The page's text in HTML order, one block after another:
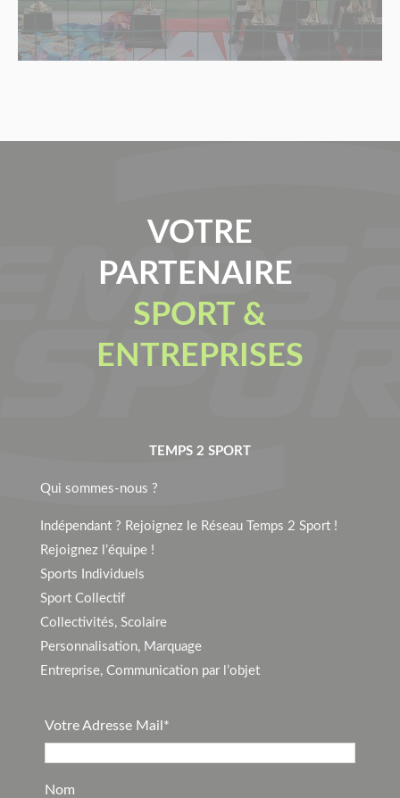
VOTRE
PARTENAIRE
SPORT &
ENTREPRISES
TEMPS 2 SPORT
Qui sommes-nous ?
Indépendant ? Rejoignez le Réseau Temps 2 Sport !
Rejoignez l’équipe !
Sports Individuels
Sport Collectif
Collectivités, Scolaire
Personnalisation, Marquage
Entreprise, Communication par l’objet
Votre Adresse Mail*
Nom